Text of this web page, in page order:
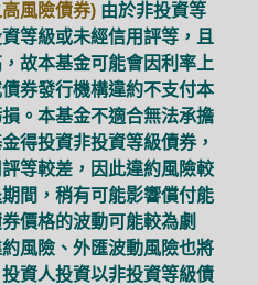
風險債券) 由於非投資等
等級或未經信用評等，且
故本基金可能會因利率上
券發行機構違約不支付本
。本基金不適合無法承擔
得投資非投資等級債券，
等較差，因此違約風險較
間，稍有可能影響償付能
價格的波動可能較為劇
風險、外匯波動風險也將
資人投資以非投資等級債